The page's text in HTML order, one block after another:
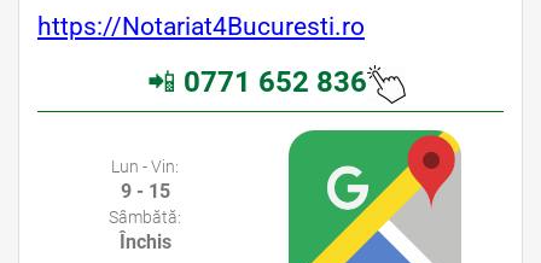
https://Notariat4Bucuresti.ro
📲 0771 652 836
Lun - Vin:
9 - 15
Sâmbătă:
Închis